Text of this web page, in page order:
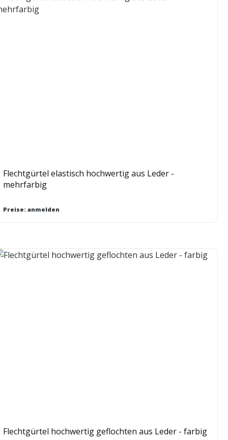
Flechtgürtel elastisch hochwertig aus Leder -
mehrfarbig
Preise: anmelden
Flechtgürtel hochwertig geflochten aus Leder - farbig